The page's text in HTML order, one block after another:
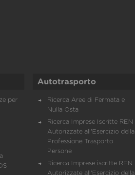
per
Autotrasporto
Ricerca Aree di Fermata e
Nulla Osta
Ricerca Imprese Iscritte REN
Autorizzate all'Esercizio della
Professione Trasporto
Persone
Ricerca Imprese iscritte REN
Autorizzate all'Esercizio della